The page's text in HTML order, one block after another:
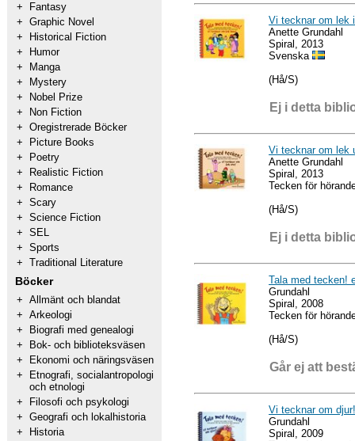
+
Fantasy
+ Graphic Novel
+
Historical Fiction
+
Humor
+
Manga
+
Mystery
+
Nobel Prize
+
Non Fiction
+ Oregistrerade Böcker
+
Picture Books
+
Poetry
+
Realistic Fiction
+
Romance
+ Scary
+ Science Fiction
+ SEL
+ Sports
+ Traditional Literature
Böcker
+ Allmänt och blandat
+ Arkeologi
+
Biografi med genealogi
+
Bok- och biblioteksväsen
+
Ekonomi och näringsväsen
+
Etnografi, socialantropologi
och etnologi
+
Filosofi och psykologi
+ Geografi och lokalhistoria
+
Historia
Vi tecknar om lek
Anette Grundahl
Spiral, 2013
Svenska
(Hå/S)
Ej i detta
Vi tecknar om lek
Anette Grundahl
Spiral, 2013
Tecken för
(Hå/S)
Ej i detta
Tala med tecken!
Grundahl
Spiral, 2008
Tecken för
(Hå/S)
Går ej att
Vi tecknar om
Grundahl
Spiral, 2009